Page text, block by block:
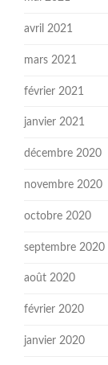
avril 2021
mars 2021
février 2021
janvier 2021
décembre 2020
novembre 2020
octobre 2020
septembre 2020
août 2020
février 2020
janvier 2020